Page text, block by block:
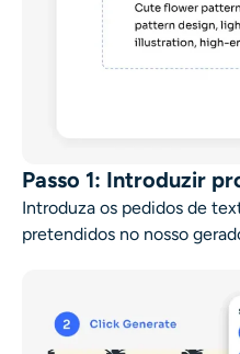
Passo 1: Introduzir
Introduza os pedidos de
pretendidos no nosso